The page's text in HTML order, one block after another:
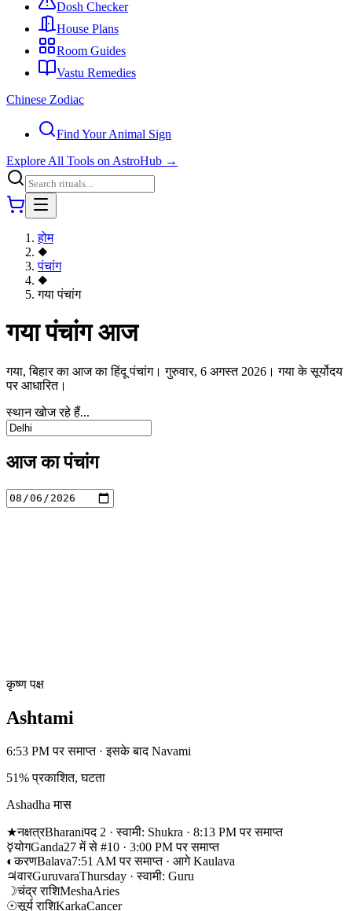
Dosh Checker
House Plans
Room Guides
Vastu Remedies
Chinese Zodiac
Find Your Animal Sign
Explore All Tools on AstroHub →
होम
◆
पंचांग
◆
गया पंचांग
गया पंचांग आज
गया, बिहार का आज का हिंदू पंचांग। गुरुवार, 6 अगस्त 2026। गया के सूर्योदय
पर आधारित।
स्थान खोज रहे हैं...
आज का पंचांग
कृष्ण पक्ष
Ashtami
6:53 PM पर समाप्त · इसके बाद Navami
51% प्रकाशित, घटता
Ashadha मास
★नक्षत्रBharaniपद 2 · स्वामी: Shukra · 8:13 PM पर समाप्त
☿योगGanda27 में से #10 · 3:00 PM पर समाप्त
◐करणBalava7:51 AM पर समाप्त · आगे Kaulava
♃वारGuruvaraThursday · स्वामी: Guru
☽चंद्र राशिMeshaAries
☉सूर्य राशिKarkaCancer